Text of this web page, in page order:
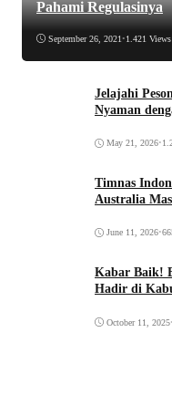
Pahami Regulasinya
September 26, 2021 •1.421 Views
Jelajahi
Nyaman
May 21, 2026•
Timnas
Australia
June 11, 2026•
Kabar Baik!
Hadir di
October 11, 2025•